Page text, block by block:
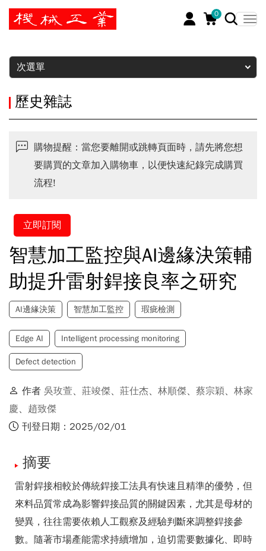
0
暫停
次選單
歷史雜誌
購物提醒：當您要離開或跳轉頁面時，請先將您想
要購買的文章加入購物車，以便快速紀錄完成購買
流程!
立即訂閱
智慧加工監控與AI邊緣決策輔
助提升雷射銲接良率之研究
AI邊緣決策 智慧加工監控 瑕疵檢測
Edge AI Intelligent processing monitoring
Defect detection
作者 吳玫萱、 莊竣傑、 莊仕杰、 林順傑、 蔡宗穎、 林家
慶、 趙致傑
刊登日期：2025/02/01
摘要
雷射銲接相較於傳統銲接工法具有快速且精準的優勢，但
來料品質常成為影響銲接品質的關鍵因素，尤其是母材的
變異，往往需要依賴人工觀察及經驗判斷來調整銲接參
數。隨著市場產能需求持續增加，迫切需要數據化、即時